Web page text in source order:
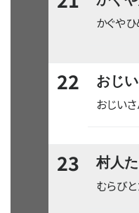
かぐやひ
22 おじ
おじいさ
23 村人
むらびと